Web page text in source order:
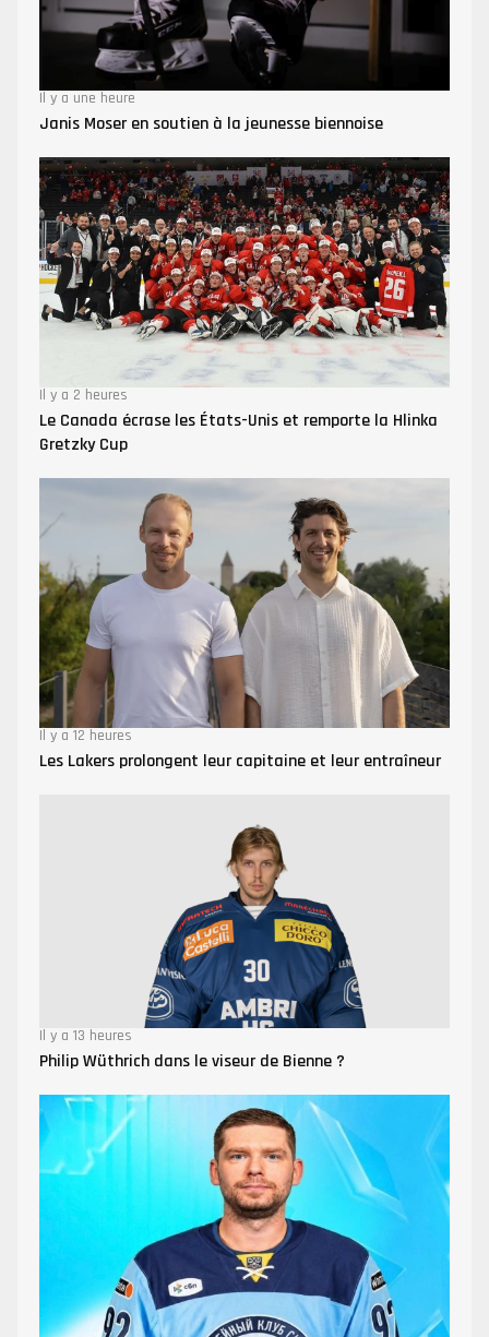
Il y a une heure
Janis Moser en soutien à la jeunesse biennoise
Il y a 2 heures
Le Canada écrase les États-Unis et remporte la Hlinka
Gretzky Cup
Il y a 12 heures
Les Lakers prolongent leur capitaine et leur entraîneur
Il y a 13 heures
Philip Wüthrich dans le viseur de Bienne ?